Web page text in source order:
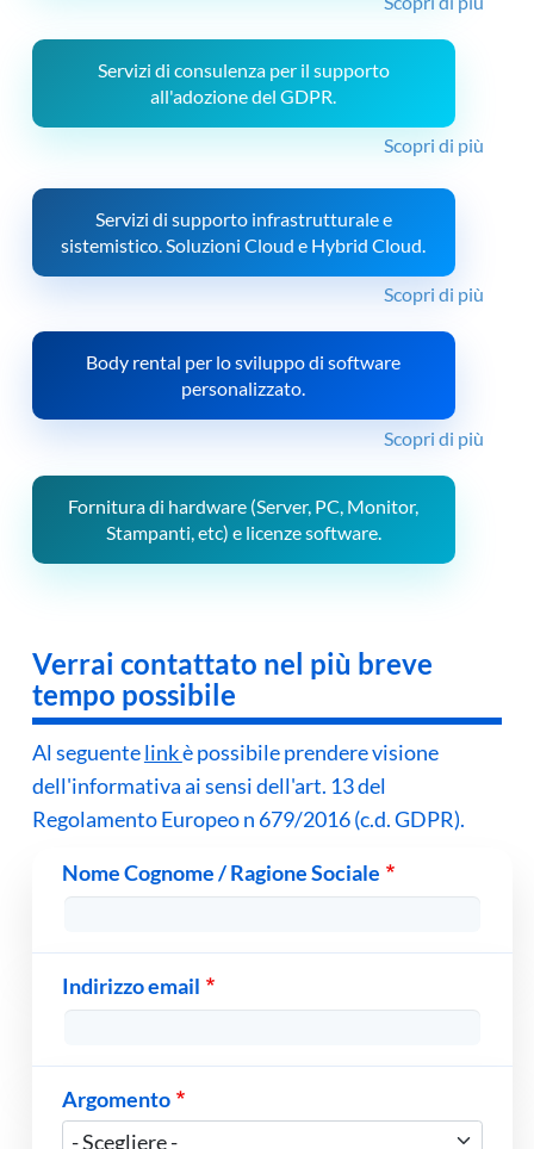
Servizi di consulenza per il supporto
all'adozione del GDPR.
Scopri di più
Servizi di supporto infrastrutturale e
sistemistico. Soluzioni Cloud e Hybrid Cloud.
Scopri di più
Body rental per lo sviluppo di software
personalizzato.
Scopri di più
Fornitura di hardware (Server, PC, Monitor,
Stampanti, etc) e licenze software.
Verrai contattato nel più breve
tempo possibile
Al seguentelinkè possibile prendere visione
dell'informativa ai sensi dell'art. 13 del
Regolamento Europeo n 679/2016 (c.d. GDPR).
Nome Cognome / Ragione Sociale
Indirizzo email
Argomento